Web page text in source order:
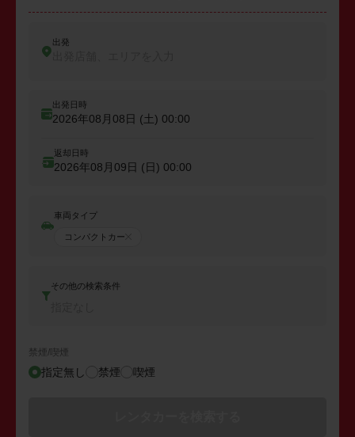
出発
出発日時
2026年08月08日 (土) 00:00
返却日時
2026年08月09日 (日) 00:00
車両タイプ
コンパクトカー
その他の検索条件
禁煙/喫煙
指定無し 禁煙 喫煙